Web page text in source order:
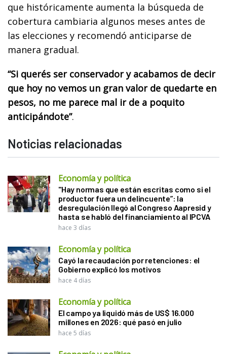
que históricamente aumenta la búsqueda de
cobertura cambiaria algunos meses antes de
las elecciones y recomendó anticiparse de
manera gradual.
“Si querés ser conservador y acabamos de decir
que hoy no vemos un gran valor de quedarte en
pesos, no me parece mal ir de a poquito
anticipándote”.
Noticias relacionadas
Economía y política
"Hay normas que están escritas como si el
productor fuera un delincuente”: la
desregulación llegó al Congreso Aapresid y
hasta se habló del financiamiento al IPCVA
hace 3 días
Economía y política
Cayó la recaudación por retenciones: el
Gobierno explicó los motivos
hace 4 días
Economía y política
El campo ya liquidó más de US$ 16.000
millones en 2026: qué pasó en julio
hace 5 días